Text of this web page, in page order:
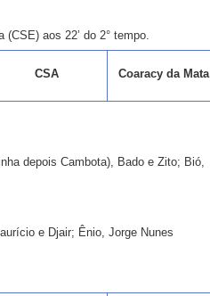
(CSE) aos 22’ do 2° tempo.
CSA Coaracy da Mata
depois Cambota), Bado e Zito; Bió,
e Djair; Ênio, Jorge Nunes